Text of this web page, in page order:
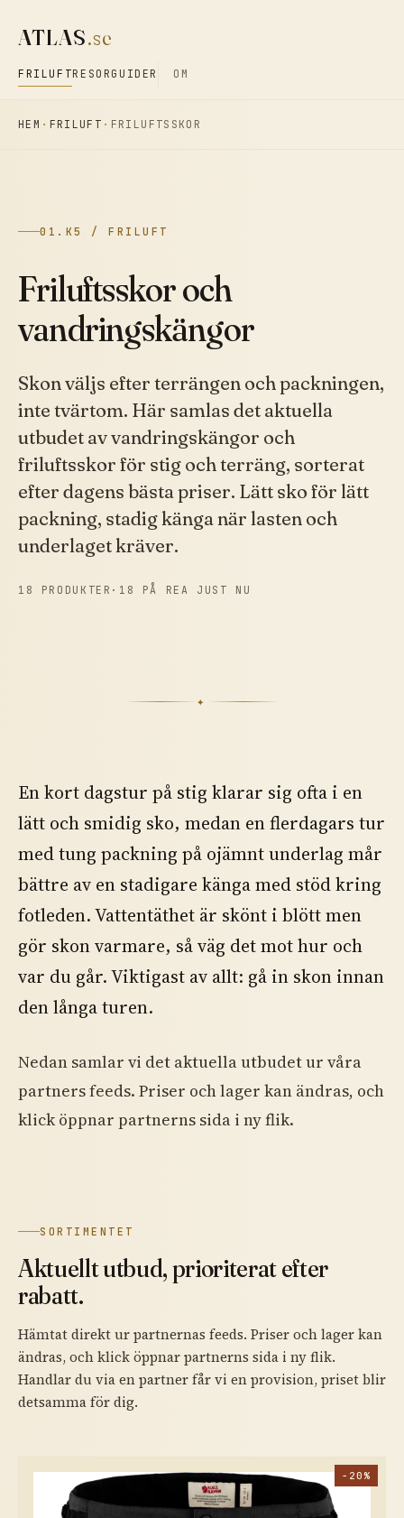
ATLAS.se
FRILUFT RESOR GUIDER OM
HEM FRILUFT FRILUFTSSKOR
01.K5 / FRILUFT
Friluftsskor och
vandringskängor
Skon väljs efter terrängen och packningen,
inte tvärtom. Här samlas det aktuella
utbudet av vandringskängor och
friluftsskor för stig och terräng, sorterat
efter dagens bästa priser. Lätt sko för lätt
packning, stadig känga när lasten och
underlaget kräver.
18 PRODUKTER · 18 PÅ REA JUST NU
✦
En kort dagstur på stig klarar sig ofta i en
lätt och smidig sko, medan en flerdagars tur
med tung packning på ojämnt underlag mår
bättre av en stadigare känga med stöd kring
fotleden. Vattentäthet är skönt i blött men
gör skon varmare, så väg det mot hur och
var du går. Viktigast av allt: gå in skon innan
den långa turen.
Nedan samlar vi det aktuella utbudet ur våra
partners feeds. Priser och lager kan ändras, och
klick öppnar partnerns sida i ny flik.
SORTIMENTET
Aktuellt utbud, prioriterat efter
rabatt.
Hämtat direkt ur partnernas feeds. Priser och lager kan
ändras, och klick öppnar partnerns sida i ny flik.
Handlar du via en partner får vi en provision, priset blir
detsamma för dig.
−20%